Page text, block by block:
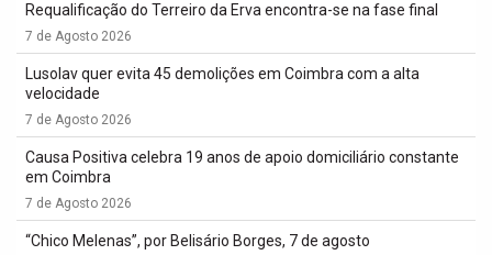
Requalificação do Terreiro da Erva encontra-se na fase final
7 de Agosto 2026
Lusolav quer evita 45 demolições em Coimbra com a alta
velocidade
7 de Agosto 2026
Causa Positiva celebra 19 anos de apoio domiciliário constante
em Coimbra
7 de Agosto 2026
“Chico Melenas”, por Belisário Borges, 7 de agosto